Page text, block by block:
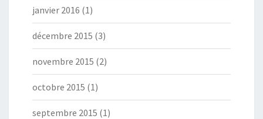
janvier 2016 (1)
décembre 2015 (3)
novembre 2015 (2)
octobre 2015 (1)
septembre 2015 (1)